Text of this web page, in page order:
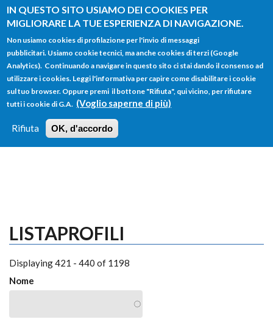
IN QUESTO SITO USIAMO DEI COOKIES PER
MIGLIORARE LA TUE ESPERIENZA DI NAVIGAZIONE.
Non usiamo cookies di profilazione per l'invio di messaggi
pubblicitari. Usiamo cookie tecnici, ma anche cookies di terzi (Google
Analytics). Continuando a navigare in questo sito ci stai dando il consenso ad
utilizzare i cookies. Leggi l'informativa per capire come disabilitare i cookie
sul tuo browser. Oppure premi il bottone "Rifiuta", qui vicino, per rifiutare
tutti i cookie di G.A. (Voglio saperne di più)
Rifiuta OK, d'accordo
Salta al contenuto principale
FORM
DI
RICERCA
Main menu
HOME TUTTI I PROFILI
LOGIN
LISTAPROFILI
Displaying 421 - 440 of 1198
Nome